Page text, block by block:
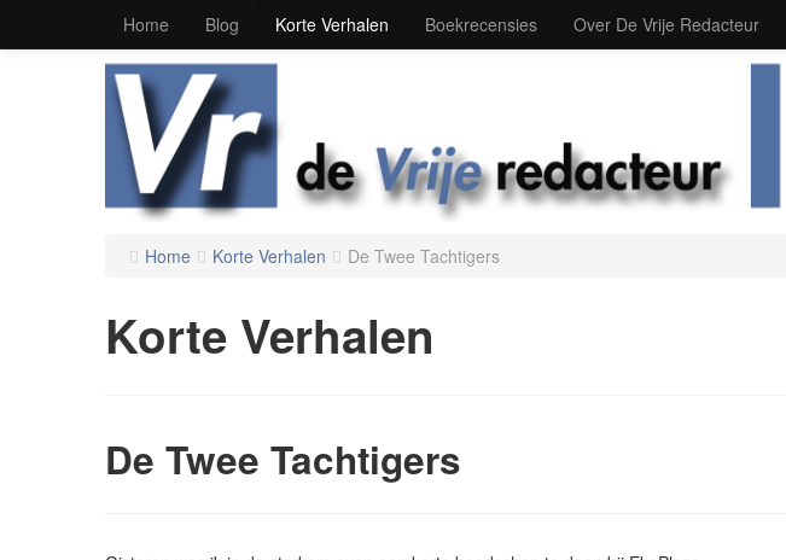
Home Blog Korte Verhalen Boekrecensies Over De Vrije Redacteur
Home Korte Verhalen De Twee Tachtigers
Korte Verhalen
De Twee Tachtigers